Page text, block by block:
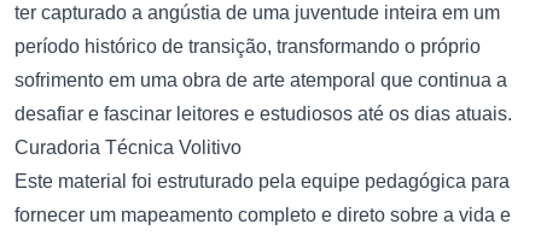
ter capturado a angústia de uma juventude inteira em um
período histórico de transição, transformando o próprio
sofrimento em uma obra de arte atemporal que continua a
desafiar e fascinar leitores e estudiosos até os dias atuais.
Curadoria Técnica Volitivo
Este material foi estruturado pela equipe pedagógica para
fornecer um mapeamento completo e direto sobre a vida e